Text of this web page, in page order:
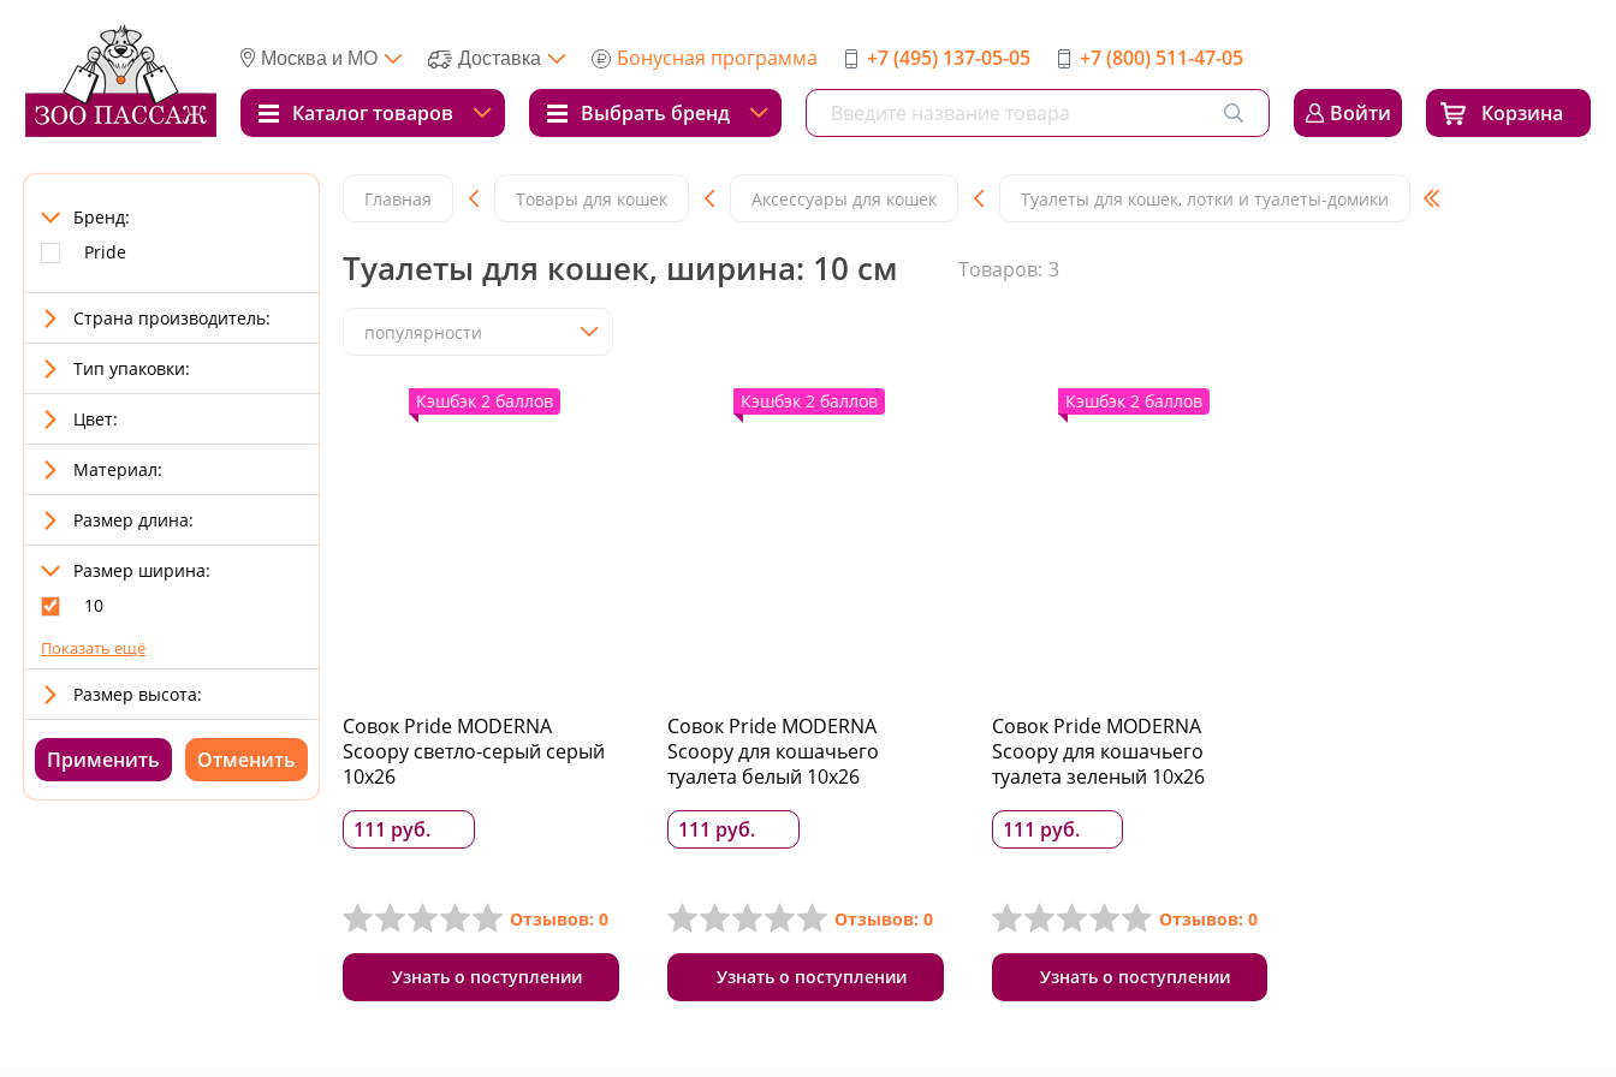
Москва и МО Доставка Бонусная программа +7 (495) 137-05-05 +7 (800) 511-47-05
Каталог товаров Выбрать бренд Войти Корзина
Бренд:
Pride
Страна производитель:
Тип упаковки:
Цвет:
Материал:
Размер длина:
Размер ширина:
10
Показать ещё
Размер высота:
Применить
Главная Товары для кошек Аксессуары для кошек Туалеты для кошек, лотки и туалеты-домики
Туалеты для кошек, ширина: 10 см Товаров: 3
популярности
Кэшбэк 2 баллов
Совок Pride MODERNA
Scoopy светло-серый серый
10х26
111 руб.
Отзывов: 0
Узнать о поступлении
Кэшбэк 2 баллов
Совок Pride MODERNA
Scoopy для кошачьего
туалета белый 10x26
111 руб.
Отзывов: 0
Узнать о поступлении
Кэшбэк 2 баллов
Совок Pride MODERNA
Scoopy для кошачьего
туалета зеленый 10x26
111 руб.
Отзывов: 0
Узнать о поступлении